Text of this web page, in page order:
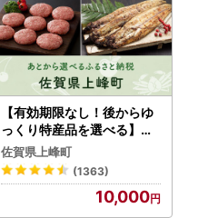
【有効期限なし！後からゆ
っくり特産品を選べる】佐
賀県上峰町カタログポイン
ト
佐賀県上峰町
(1363)
10,000